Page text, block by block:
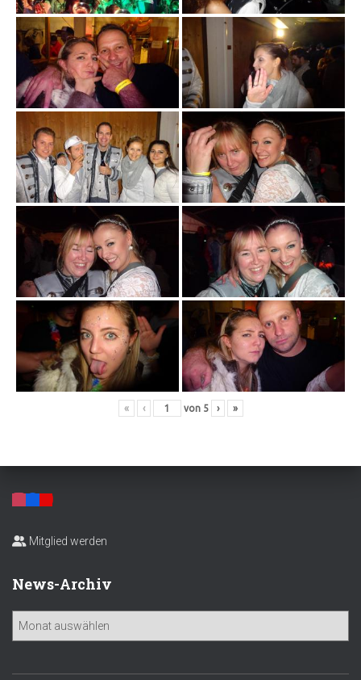
« ‹ von 5 › »
Mitglied werden
News-Archiv
s